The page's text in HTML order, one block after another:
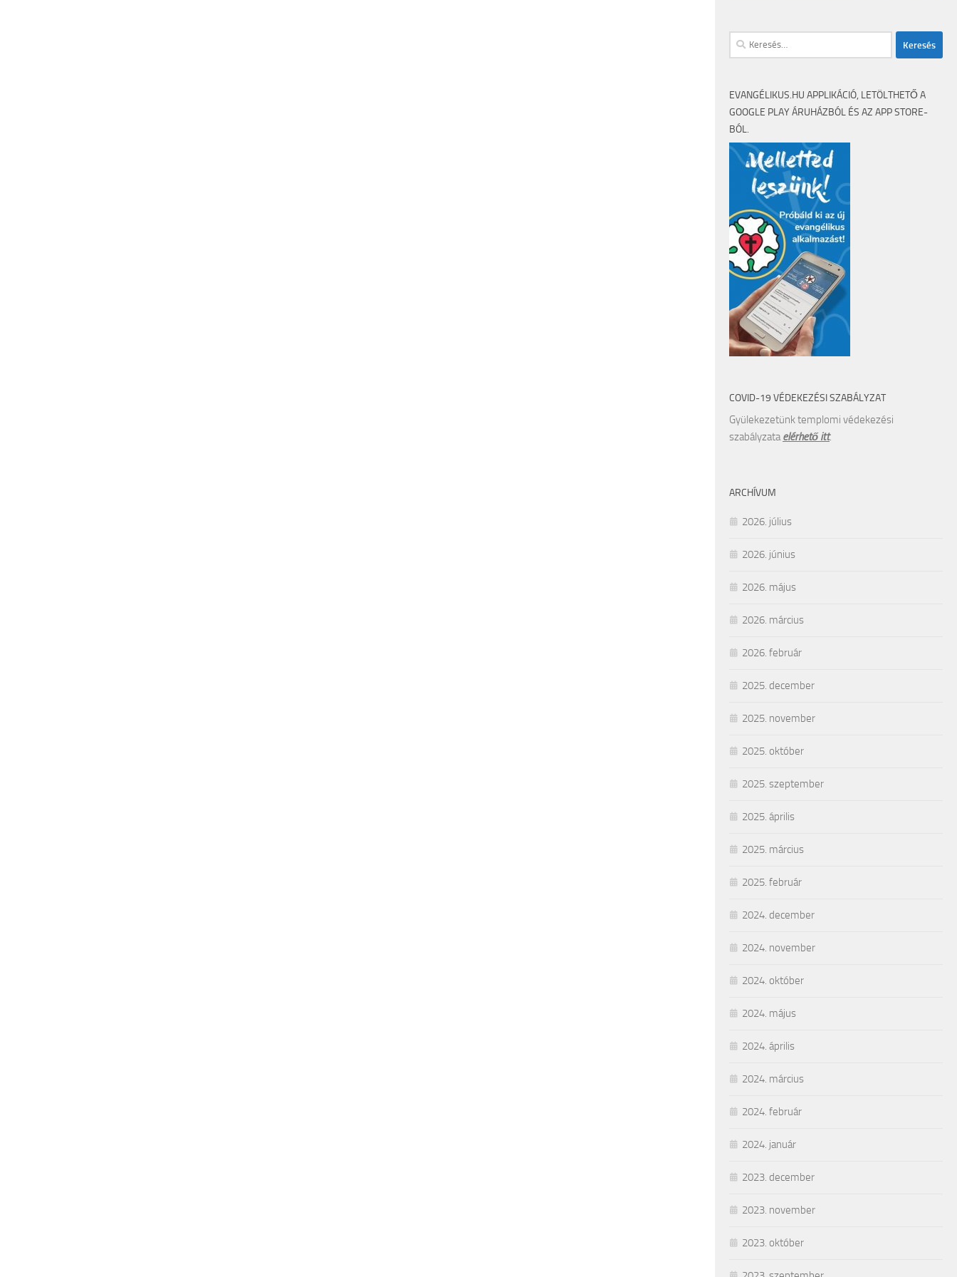
EVANGÉLIKUS.HU APPLIKÁCIÓ, LETÖLTHETŐ A
GOOGLE PLAY ÁRUHÁZBÓL ÉS AZ APP STORE-
BÓL.
COVID-19 VÉDEKEZÉSI SZABÁLYZAT
Gyülekezetünk templomi védekezési
szabályzataelérhető itt.
ARCHÍVUM
2026. július
2026. június
2026. május
2026. március
2026. február
2025. december
2025. november
2025. október
2025. szeptember
2025. április
2025. március
2025. február
2024. december
2024. november
2024. október
2024. május
2024. április
2024. március
2024. február
2024. január
2023. december
2023. november
2023. október